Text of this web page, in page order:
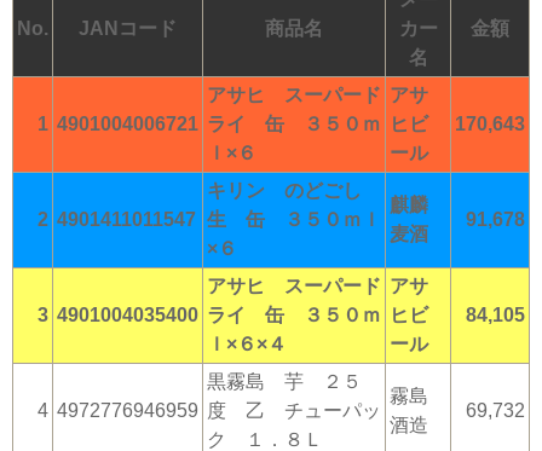
No. JANコード 商品名
カー
名
金額
1 4901004006721
アサヒ スーパード
ライ 缶 ３５０ｍ
ｌ×６
アサ
ヒビ
ール
170,643
2 4901411011547
キリン のどごし
生 缶 ３５０ｍｌ
×６
麒麟
麦酒
91,678
3 4901004035400
アサヒ スーパード
ライ 缶 ３５０ｍ
ｌ×６×４
アサ
ヒビ
ール
84,105
4 4972776946959
黒霧島 芋 ２５
度 乙 チューパッ
ク １．８Ｌ
霧島
酒造
69,732